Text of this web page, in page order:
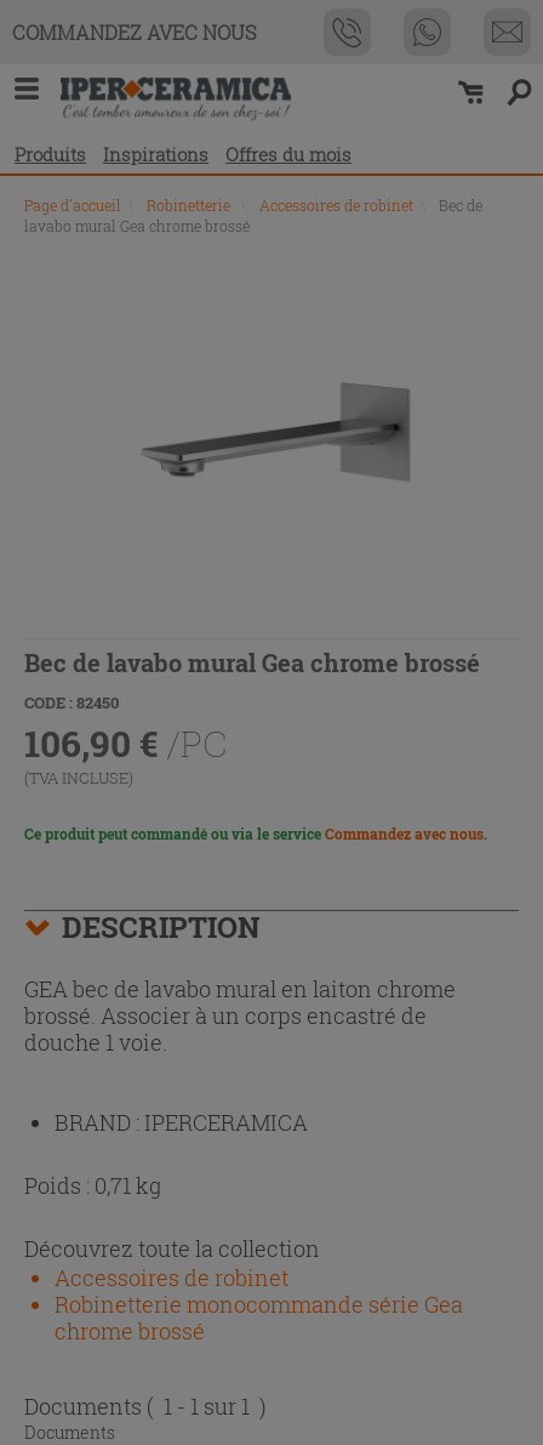
COMMANDEZ AVEC NOUS
Produits Inspirations Offres du mois
Page d'accueil Robinetterie Accessoires de robinet
Bec de
lavabo mural Gea chrome brossé
Bec de lavabo mural Gea chrome brossé
CODE : 82450
106,90 € /PC
(TVA INCLUSE)
Ce produit peut commandé ou via le serviceCommandez avec nous.
DESCRIPTION
GEA bec de lavabo mural en laiton chrome
brossé. Associer à un corps encastré de
douche 1 voie.
BRAND : IPERCERAMICA
Poids : 0,71 kg
Découvrez toute la collection
Accessoires de robinet
Robinetterie monocommande série Gea
chrome brossé
Documents ( 1 - 1 sur 1 )
Documents